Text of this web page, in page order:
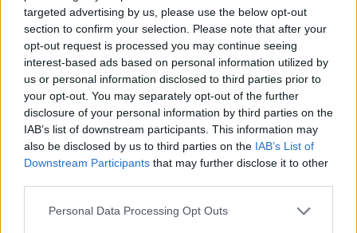
targeted advertising by us, please use the below opt-out
section to confirm your selection. Please note that after your
opt-out request is processed you may continue seeing
interest-based ads based on personal information utilized by
us or personal information disclosed to third parties prior to
your opt-out. You may separately opt-out of the further
disclosure of your personal information by third parties on the
IAB’s list of downstream participants. This information may
also be disclosed by us to third parties on the IAB’s List of
Downstream Participants that may further disclose it to other
Please note that this website/app uses one or more Google
Personal Data Processing Opt Outs
Cómo los vehículos chinos están
transformando el mercado automovilístico
en España
Los coches chinos están dominando el mercado español…
AUTOMOVIL